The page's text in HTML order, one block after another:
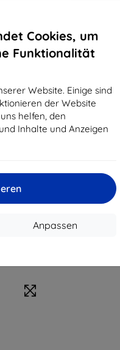
Cookies, um
Funktionalität
Website. Einige sind
der Website
helfen, den
Inhalte und Anzeigen
Anpassen
EAN